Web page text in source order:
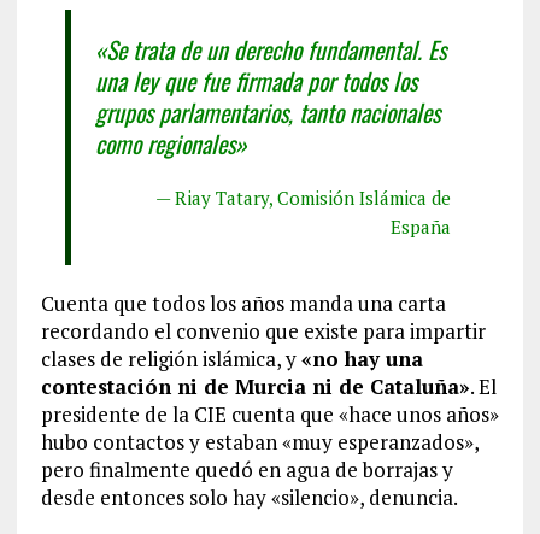
«Se trata de un derecho fundamental. Es
una ley que fue firmada por todos los
grupos parlamentarios, tanto nacionales
como regionales»
— Riay Tatary, Comisión Islámica de
España
Cuenta que todos los años manda una carta
recordando el convenio que existe para impartir
clases de religión islámica, y«no hay una
contestación ni de Murcia ni de Cataluña». El
presidente de la CIE cuenta que «hace unos años»
hubo contactos y estaban «muy esperanzados»,
pero finalmente quedó en agua de borrajas y
desde entonces solo hay «silencio», denuncia.